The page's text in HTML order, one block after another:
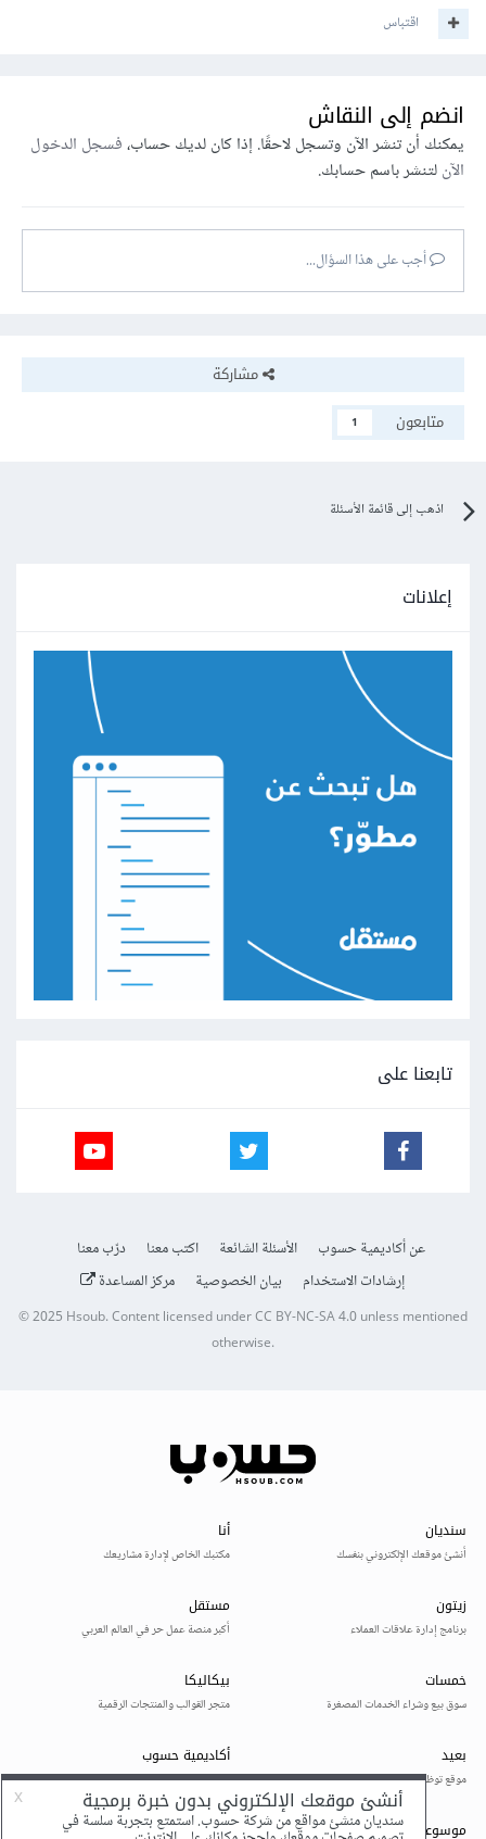
اقتباس
انضم إلى النقاش
يمكنك أن تنشر الآن وتسجل لاحقًا. إذا كان لديك حساب،فسجل الدخول
الآنلتنشر باسم حسابك.
أجب على هذا السؤال...
مشاركة
متابعون
1
اذهب إلى قائمة الأسئلة
إعلانات
تابعنا على
عن أكاديمية حسوب الأسئلة الشائعة اكتب معنا
درّب معنا
إرشادات الاستخدام
بيان الخصوصية مركز المساعدة
© 2025Hsoub.Content licensed underCC BY-NC-SA 4.0unless mentioned
otherwise.